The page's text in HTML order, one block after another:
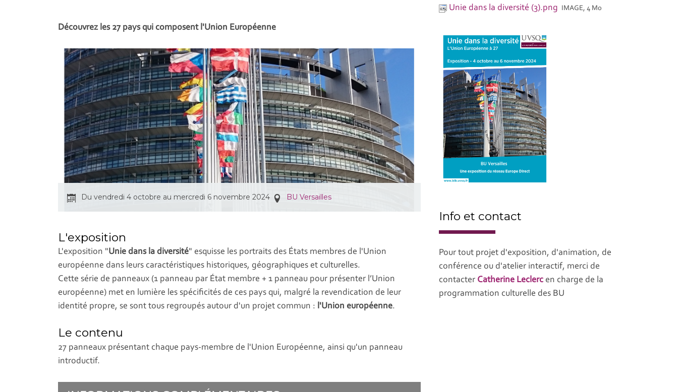
Découvrez les 27 pays qui composent l'Union Européenne
Du vendredi 4 octobre au mercredi 6 novembre 2024 BU Versailles
L'exposition
L'exposition "Unie dans la diversité" esquisse les portraits des États membres de l'Union
européenne dans leurs caractéristiques historiques, géographiques et culturelles.
Cette série de panneaux (1 panneau par État membre + 1 panneau pour présenter l’Union
européenne) met en lumière les spécificités de ces pays qui, malgré la revendication de leur
identité propre, se sont tous regroupés autour d'un projet commun : l'Union européenne.
Le contenu
27 panneaux présentant chaque pays-membre de l'Union Européenne, ainsi qu'un panneau
introductif.
Unie dans la diversité (3).png IMAGE, 4 Mo
Info et contact
Pour tout projet d'exposition, d'animation, de
conférence ou d'atelier interactif, merci de
contacter Catherine Leclerc en charge de la
programmation culturelle des BU